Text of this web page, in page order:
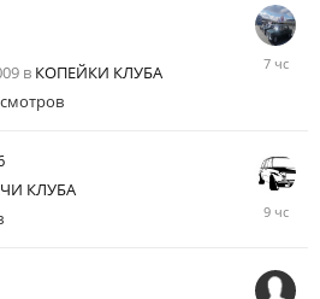
в КОПЕЙКИ КЛУБА
КЛУБА